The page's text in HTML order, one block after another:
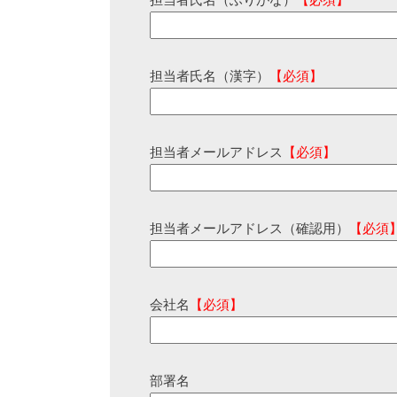
担当者氏名（漢字） 【必須】
担当者メールアドレス 【必須】
担当者メールアドレス（確認用） 【必須
会社名 【必須】
部署名